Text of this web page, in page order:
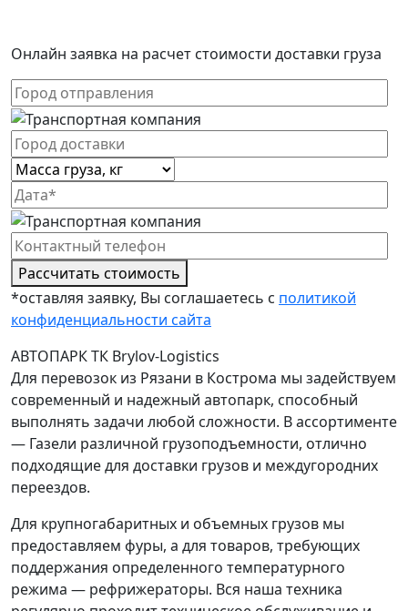
Онлайн заявка на расчет стоимости доставки груза
Рассчитать стоимость
*оставляя заявку, Вы соглашаетесь с политикой
конфиденциальности сайта
АВТОПАРК ТК Brylov-Logistics
Для перевозок из Рязани в Кострома мы задействуем
современный и надежный автопарк, способный
выполнять задачи любой сложности. В ассортименте
— Газели различной грузоподъемности, отлично
подходящие для доставки грузов и междугородних
переездов.
Для крупногабаритных и объемных грузов мы
предоставляем фуры, а для товаров, требующих
поддержания определенного температурного
режима — рефрижераторы. Вся наша техника